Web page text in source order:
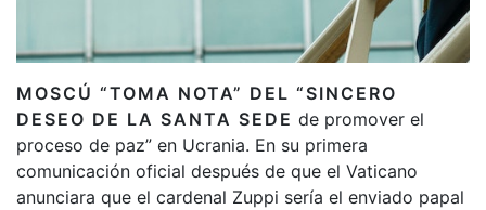
MOSCÚ “TOMA NOTA” DEL “SINCERO
DESEO DE LA SANTA SEDE de promover el
proceso de paz” en Ucrania. En su primera
comunicación oficial después de que el Vaticano
anunciara que el cardenal Zuppi sería el enviado papal